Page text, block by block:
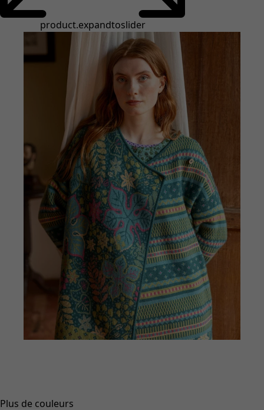
Styles de vétements
Vêtements en lin
Robes de style hippie
Grandes Tailles
Vêtements hippies
Une mode scandinave
Superpositions
À rayures
Des carreaux à foison
Vêtements bio
Un design suédois
Robes en jersey
Vêtements bohèmes
Des vêtements pour les soirées fraîches
Vêtements à motif
Coton biologique
Maillots de bain et vêtements de plage
Vêtements de fête